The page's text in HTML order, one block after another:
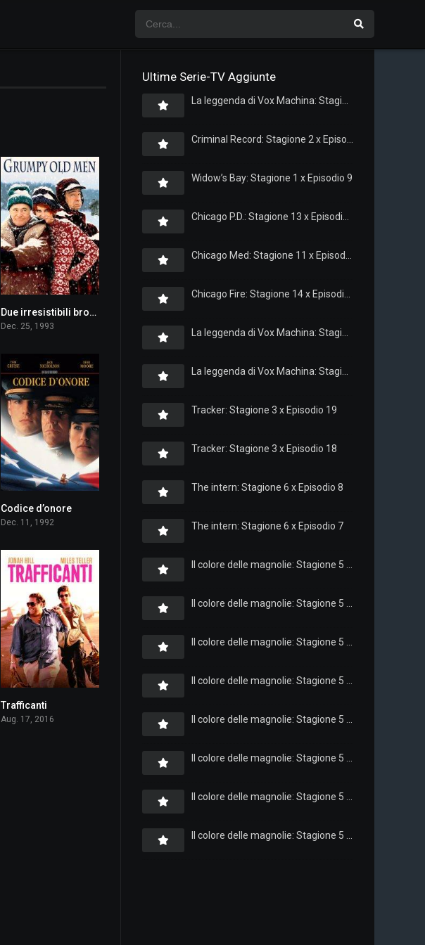
7.0Due irresistibili brontoloni
Dec. 25, 1993
Codice d’onore
Dec. 11, 1992
Trafficanti
Aug. 17, 2016
Ultime Serie-TV Aggiunte
Widow’s Bay: Stagione 1 x Episodio 9
Tracker: Stagione 3 x Episodio 19
Tracker: Stagione 3 x Episodio 18
The intern: Stagione 6 x Episodio 8
The intern: Stagione 6 x Episodio 7